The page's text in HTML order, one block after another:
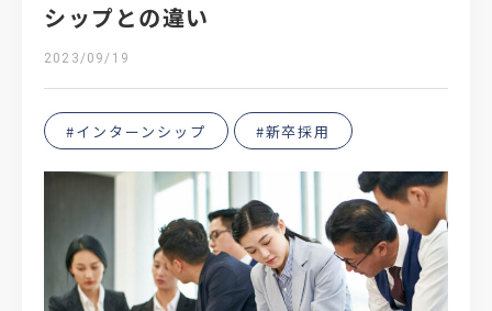
シップとの違い
2023/09/19
#インターンシップ #新卒採用